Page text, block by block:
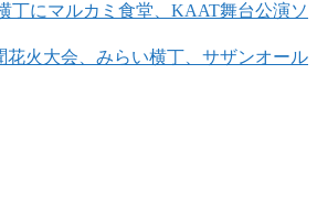
丁にマルカミ食堂、KAAT舞台公演ソ
花火大会、みらい横丁、サザンオール